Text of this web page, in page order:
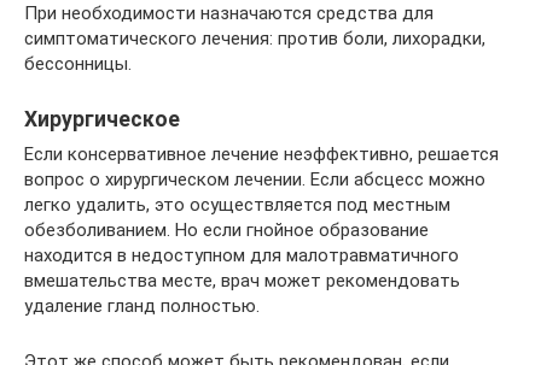
При необходимости назначаются средства для
симптоматического лечения: против боли, лихорадки,
бессонницы.
Хирургическое
Если консервативное лечение неэффективно, решается
вопрос о хирургическом лечении. Если абсцесс можно
легко удалить, это осуществляется под местным
обезболиванием. Но если гнойное образование
находится в недоступном для малотравматичного
вмешательства месте, врач может рекомендовать
удаление гланд полностью.